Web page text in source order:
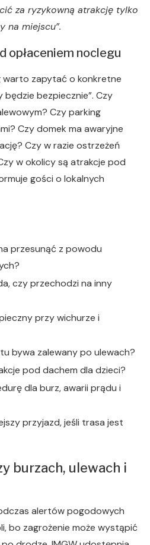
za ryzykowną atrakcję tylko
na miejscu”.
opłaceniem noclegu
warto zapytać o konkretne
będzie bezpiecznie”. Czy
Czy parking
Czy domek ma awaryjne
Czy w razie ostrzeżeń
w okolicy są atrakcje pod
gości o lokalnych
przesunąć z powodu
czy przechodzi na inny
przy wichurze i
bywa zalewany po ulewach?
pod dachem dla dzieci?
dla burz, awarii prądu i
przyjazd, jeśli trasa jest
burzach, ulewach i
alertów pogodowych
bo zagrożenie może wystąpić